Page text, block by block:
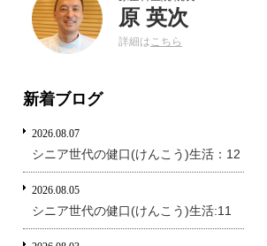
原 英次
詳細は こちら
新着ブログ
2026.08.07
シニア世代の健口(けんこう)生活：12
2026.08.05
シニア世代の健口(けんこう)生活:11